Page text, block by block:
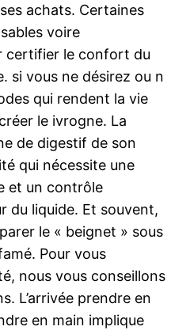
achats. Certaines
voire
certifier le confort du
si vous ne désirez ou n
qui rendent la vie
le ivrogne. La
de digestif de son
qui nécessite une
et un contrôle
du liquide. Et souvent,
le « beignet » sous
Pour vous
nous vous conseillons
L’arrivée prendre en
en main implique